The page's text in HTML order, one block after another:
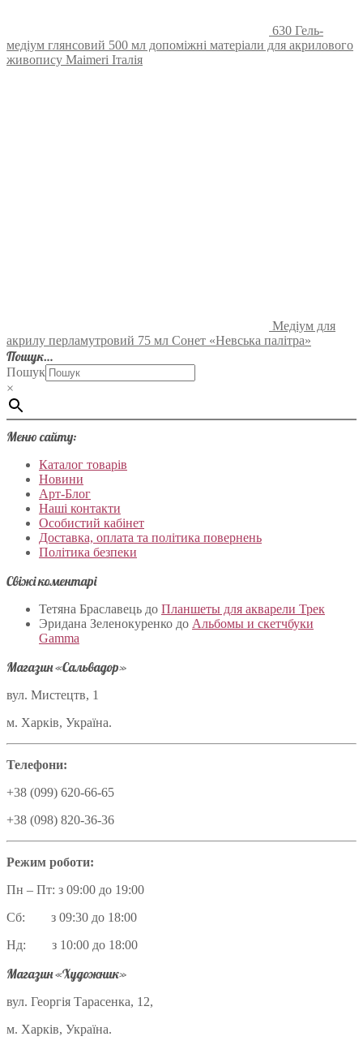
630 Гель-
медіум глянсовий 500 мл допоміжні матеріали для акрилового
живопису Maimeri Італія
Медіум для
акрилу перламутровий 75 мл Сонет «Невська палітра»
Пошук…
Пошук
×
Меню сайту:
Каталог товарів
Новини
Арт-Блог
Наші контакти
Особистий кабінет
Доставка, оплата та політика повернень
Політика безпеки
Свіжі коментарі
Тетяна Браславець до Планшеты для акварели Трек
Эридана Зеленокуренко до Альбомы и скетчбуки
Gamma
Магазин «Сальвадор»
вул. Мистецтв, 1
м. Харків, Україна.
Телефони:
+38 (099) 620-66-65
+38 (098) 820-36-36
Режим роботи:
Пн – Пт: з 09:00 до 19:00
Сб: з 09:30 до 18:00
Нд: з 10:00 до 18:00
Магазин «Художник»
вул. Георгія Тарасенка, 12,
м. Харків, Україна.